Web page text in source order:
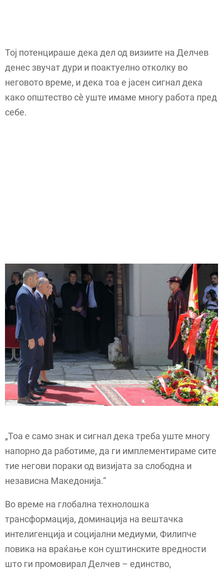
Тој потенцираше дека дел од визиите на Делчев
денес звучат дури и поактуелно отколку во
неговото време, и дека тоа е јасен сигнал дека
како општество сè уште имаме многу работа пред
себе.
„Тоа е само знак и сигнал дека треба уште многу
напорно да работиме, да ги имплементираме сите
тие негови пораки од визијата за слободна и
независна Македонија.“
Во време на глобална технолошка
трансформација, доминација на вештачка
интелигенција и социјални медиуми, Филипче
повика на враќање кон суштинските вредности
што ги промовирал Делчев – единство,